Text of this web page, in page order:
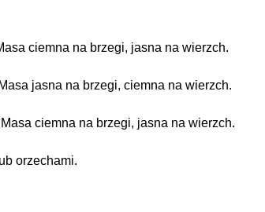
ciemna na brzegi, jasna na wierzch.
jasna na brzegi, ciemna na wierzch.
ciemna na brzegi, jasna na wierzch.
orzechami.